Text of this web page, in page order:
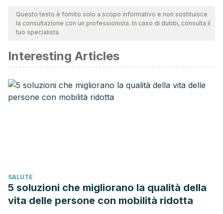
team per garantirne la qualità, l'affidabilità, l'attualità e la
validità. La bibliografia di questo articolo è stata considerata
Piraccini BM, Alessandrini A. Onychomycosis: A Review.
Fungi (Basel). 2015;1(1):30–43. Published 2015 Mar 27.
doi:10.3390/jof1010030
Elewski BE. Onychomycosis: pathogenesis, diagnosis, and
(2017). Sodium bicarbonate. In Critical Care Toxicology:
Diagnosis and Management of the Critically Poisoned
Patient. https://doi.org/10.1007/978-3-319-17900-1_169
Questo testo è fornito solo a scopo informativo e non sostituisce
la consultazione con un professionista. In caso di dubbi, consulta il
tuo specialista.
Interesting Articles
SALUTE
5 soluzioni che migliorano la qualità della
vita delle persone con mobilità ridotta